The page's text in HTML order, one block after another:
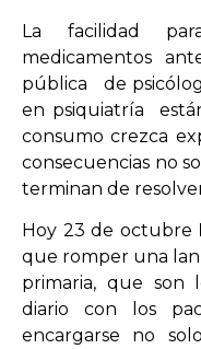
La facilidad
medicamentos
pública de
en psiquiatría
consumo crezca
consecuencias no
terminan de
Hoy 23 de octubre
que romper una
primaria, que son
diario con los
encargarse no